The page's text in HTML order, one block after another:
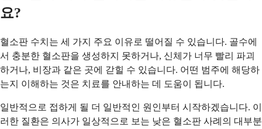
요?
혈소판 수치는 세 가지 주요 이유로 떨어질 수 있습니다. 골수에
서 충분한 혈소판을 생성하지 못하거나, 신체가 너무 빨리 파괴
하거나, 비장과 같은 곳에 갇힐 수 있습니다. 어떤 범주에 해당하
는지 이해하는 것은 치료를 안내하는 데 도움이 됩니다.
일반적으로 접하게 될 더 일반적인 원인부터 시작하겠습니다. 이
러한 질환은 의사가 일상적으로 보는 낮은 혈소판 사례의 대부분